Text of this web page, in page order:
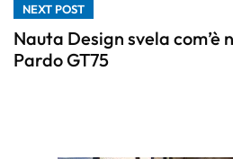
NEXT POST
Nauta Design svela com’è
Pardo GT75